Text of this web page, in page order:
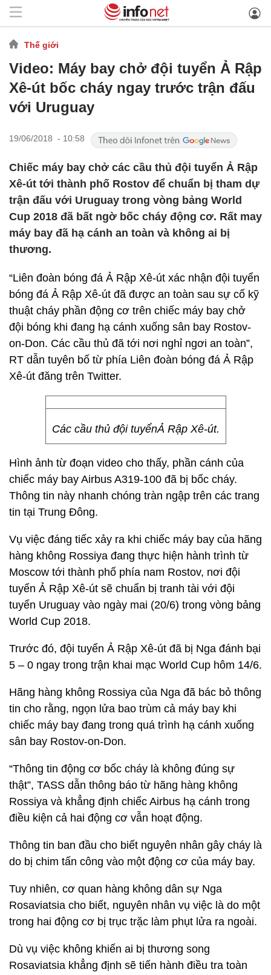
Thế giới
Video: Máy bay chở đội tuyển Ả Rập
Xê-út bốc cháy ngay trước trận đấu
với Uruguay
19/06/2018 - 10:58
Chiếc máy bay chở các cầu thủ đội tuyển Ả Rập
Xê-út tới thành phố Rostov để chuẩn bị tham dự
trận đấu với Uruguay trong vòng bảng World
Cup 2018 đã bất ngờ bốc cháy động cơ. Rất may
máy bay đã hạ cánh an toàn và không ai bị
thương.
“Liên đoàn bóng đá Ả Rập Xê-út xác nhận đội tuyển
bóng đá Ả Rập Xê-út đã được an toàn sau sự cố kỹ
thuật cháy phần động cơ trên chiếc máy bay chở
đội bóng khi đang hạ cánh xuống sân bay Rostov-
on-Don. Các cầu thủ đã tới nơi nghỉ ngơi an toàn”,
RT dẫn tuyên bố từ phía Liên đoàn bóng đá Ả Rập
Xê-út đăng trên Twitter.
Các cầu thủ đội tuyểnẢ Rập Xê-út.
Hình ảnh từ đoạn video cho thấy, phần cánh của
chiếc máy bay Airbus A319-100 đã bị bốc cháy.
Thông tin này nhanh chóng tràn ngập trên các trang
tin tại Trung Đông.
Vụ việc đáng tiếc xảy ra khi chiếc máy bay của hãng
hàng không Rossiya đang thực hiện hành trình từ
Moscow tới thành phố phía nam Rostov, nơi đội
tuyển Ả Rập Xê-út sẽ chuẩn bị tranh tài với đội
tuyển Uruguay vào ngày mai (20/6) trong vòng bảng
World Cup 2018.
Trước đó, đội tuyển Ả Rập Xê-út đã bị Nga đánh bại
5 – 0 ngay trong trận khai mạc World Cup hôm 14/6.
Hãng hàng không Rossiya của Nga đã bác bỏ thông
tin cho rằng, ngọn lửa bao trùm cả máy bay khi
chiếc máy bay đang trong quá trình hạ cánh xuống
sân bay Rostov-on-Don.
“Thông tin động cơ bốc cháy là không đúng sự
thật”, TASS dẫn thông báo từ hãng hàng không
Rossiya và khẳng định chiếc Airbus hạ cánh trong
điều kiện cả hai động cơ vẫn hoạt động.
Thông tin ban đầu cho biết nguyên nhân gây cháy là
do bị chim tấn công vào một động cơ của máy bay.
Tuy nhiên, cơ quan hàng không dân sự Nga
Rosaviatsia cho biết, nguyên nhân vụ việc là do một
trong hai động cơ bị trục trặc làm phụt lửa ra ngoài.
Dù vụ việc không khiến ai bị thương song
Rosaviatsia khẳng định sẽ tiến hành điều tra toàn